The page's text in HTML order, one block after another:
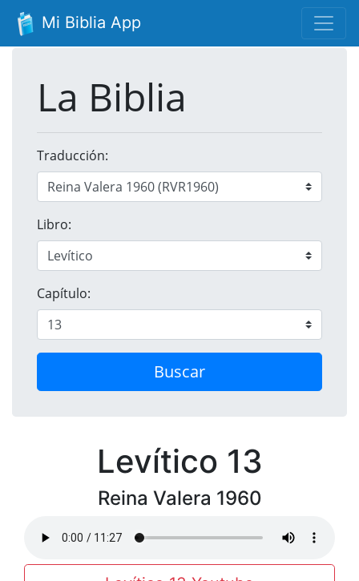
Mi Biblia App
La Biblia
Traducción:
Libro:
Capítulo:
Buscar
Levítico 13
Reina Valera 1960